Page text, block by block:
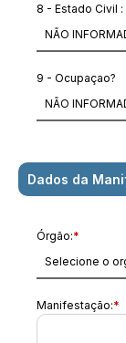
8 - Estado Civil :
9 - Ocupaçao?
Dados da
Órgão:*
Manifestação:*